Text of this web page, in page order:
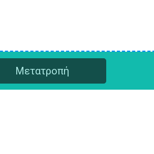
Μετατροπή